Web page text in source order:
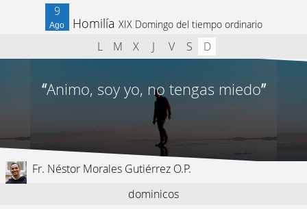
9
Ago Homilía XIX Domingo del tiempo ordinario
L M X J V S D
“Animo, soy yo, no tengas miedo”
Fr. Néstor Morales Gutiérrez O.P.
dominicos